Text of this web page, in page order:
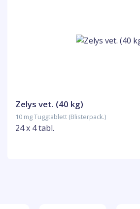
Zelys vet. (40 kg)
10 mg Tuggtablett (Blisterpack.)
24 x 4 tabl.